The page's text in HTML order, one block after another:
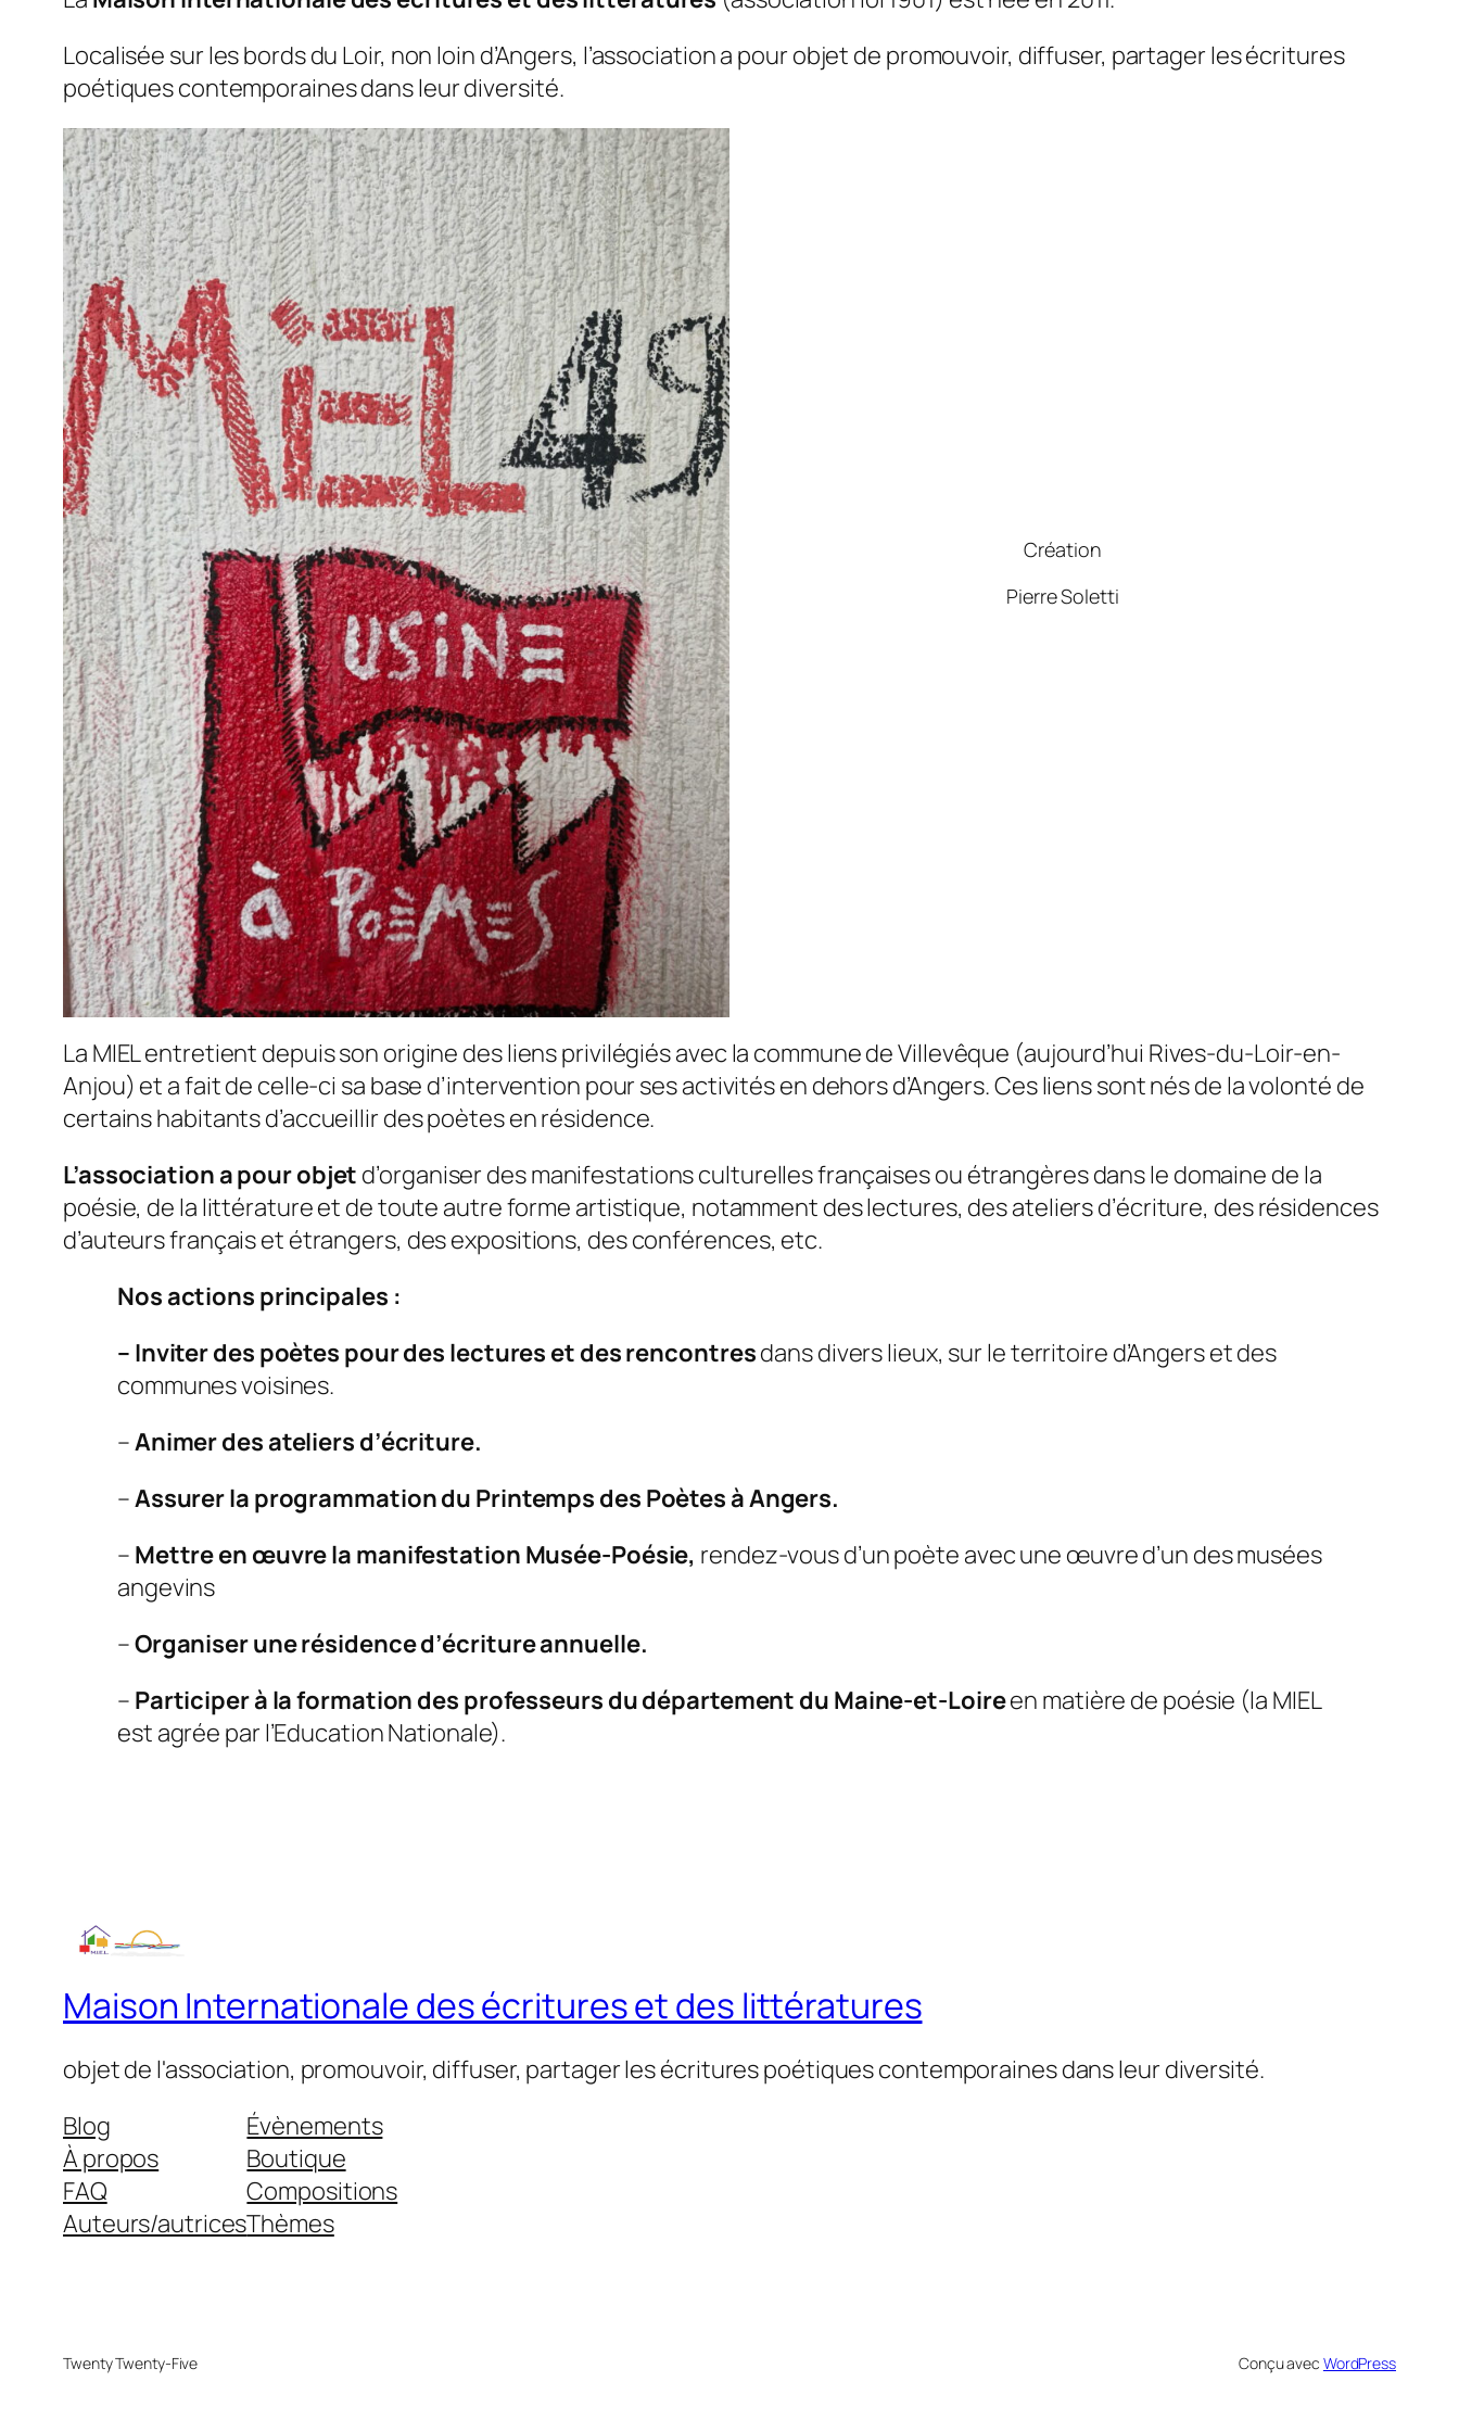
Localisée sur les bords du Loir, non loin d’Angers, l’association a pour objet de promouvoir, diffuser, partager les écritures
poétiques contemporaines dans leur diversité.
Création
Pierre Soletti
La MIEL entretient depuis son origine des liens privilégiés avec la commune de Villevêque (aujourd’hui Rives-du-Loir-en-
Anjou) et a fait de celle-ci sa base d’intervention pour ses activités en dehors d’Angers. Ces liens sont nés de la volonté de
certains habitants d’accueillir des poètes en résidence.
L’association a pour objet d’organiser des manifestations culturelles françaises ou étrangères dans le domaine de la
poésie, de la littérature et de toute autre forme artistique, notamment des lectures, des ateliers d’écriture, des résidences
d’auteurs français et étrangers, des expositions, des conférences, etc.
Nos actions principales :
– Inviter des poètes pour des lectures et des rencontresdans divers lieux, sur le territoire d’Angers et des
communes voisines.
–Animer des ateliers d’écriture.
–Assurer la programmation du Printemps des Poètes à Angers.
– Mettre en œuvre la manifestation Musée-Poésie, rendez-vous d’un poète avec une œuvre d’un des musées
angevins
–Organiser une résidence d’écriture annuelle.
– Participer à la formation des professeurs du département du Maine-et-Loireen matière de poésie (la MIEL
est agrée par l’Education Nationale).
Maison Internationale des écritures et des littératures
objet de l'association, promouvoir, diffuser, partager les écritures poétiques contemporaines dans leur diversité.
Blog
À propos
FAQ
Auteurs/autrices
Évènements
Boutique
Compositions
Thèmes
Twenty Twenty-Five Conçu avec WordPress